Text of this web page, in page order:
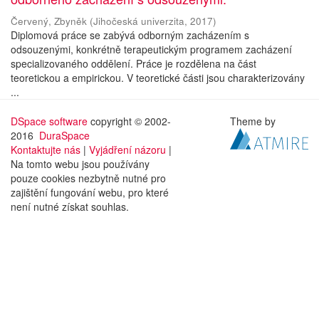
Červený, Zbyněk (Jihočeská univerzita, 2017)
Diplomová práce se zabývá odborným zacházením s
odsouzenými, konkrétně terapeutickým programem zacházení
specializovaného oddělení. Práce je rozdělena na část
teoretickou a empirickou. V teoretické části jsou charakterizovány
...
DSpace software copyright © 2002-
2016 DuraSpace
Kontaktujte nás | Vyjádření názoru |
Na tomto webu jsou používány
pouze cookies nezbytně nutné pro
zajištění fungování webu, pro které
není nutné získat souhlas.
Theme by